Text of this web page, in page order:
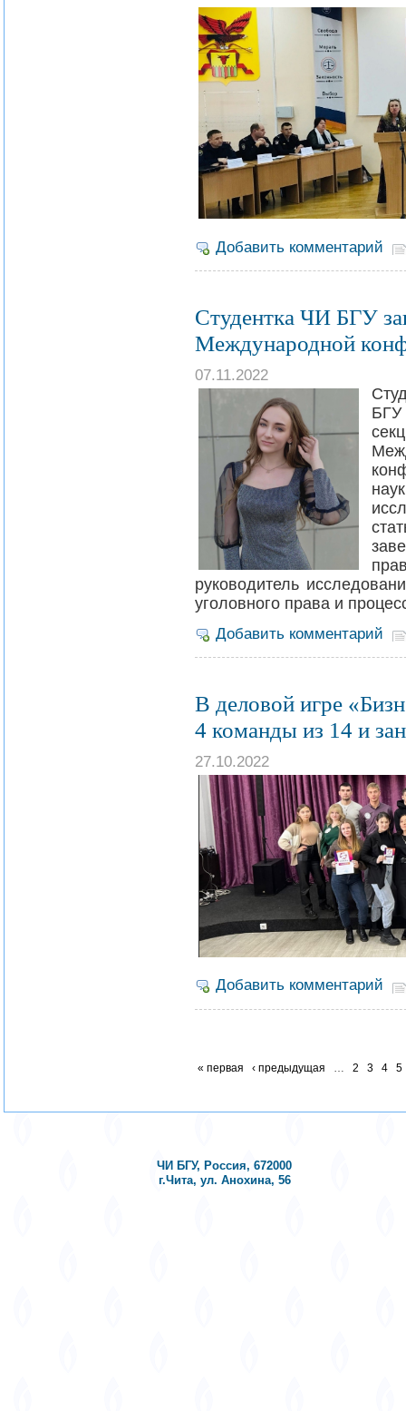
Добавить комментарий
Студентка ЧИ БГУ
Международной
07.11.2022
руководитель
уголовного права и
Добавить комментарий
В деловой игре
4 команды из 14 и
27.10.2022
Добавить комментарий
« первая ‹ предыдущая 2 3 4 5
ЧИ БГУ, Россия, 672000
г.Чита, ул. Анохина, 56